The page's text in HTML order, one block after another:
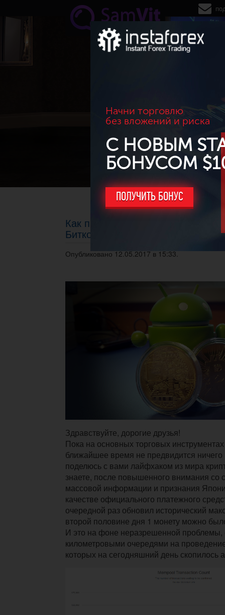
Перейти к основному содержанию
Начни торговлю
без вложений и риска
С НОВЫМ
БОНУСОМ
ПОЛУЧИТЬ БОНУС
Как провести зависшую
Биткоина?
Опубликовано 12.05.2017 в 15:33.
Здравствуйте, дорогие друзья!
Пока на основных торговых
ближайшее время не предвидится ничего
поделюсь с вами лайфхаком из мира
знаете, после повышенного внимания со
массовой информации и признания
качестве официального платежного
очередной раз обновил исторический
второй половине дня 1 монету можно
И это на фоне неразрешенной проблемы,
километровыми очередями на
которых на сегодняшний день скопилось